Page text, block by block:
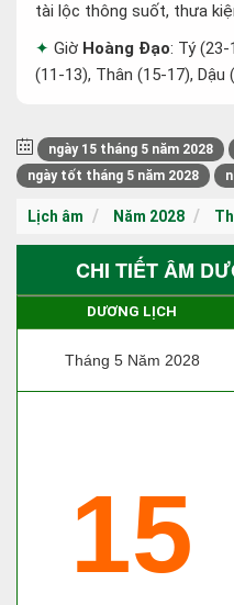
tài lộc thông suốt, thưa
Giờ Hoàng Đạo: Tý (23-
(11-13), Thân (15-17), Dậu
ngày 15 tháng 5 năm 2028
ngày tốt tháng 5 năm 2028
Lịch âm Năm 2028
CHI TIẾT ÂM
DƯƠNG LỊCH
Tháng 5 Năm 2028
15